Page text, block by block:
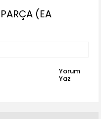
(EA
Yorum
Yaz